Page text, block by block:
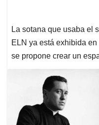
La sotana que usaba el
ELN ya está exhibida
se propone crear un